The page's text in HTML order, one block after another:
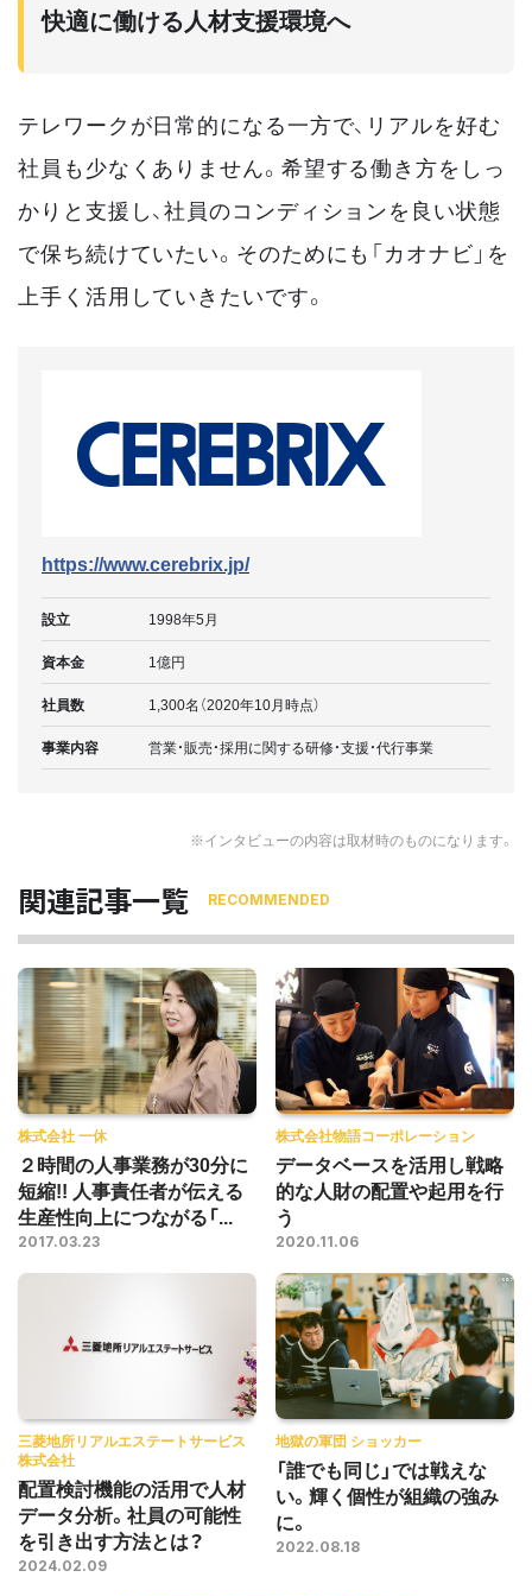
快適に働ける人材支援環境へ
テレワークが日常的になる一方で、リアルを好む
社員も少なくありません。希望する働き方をしっ
かりと支援し、社員のコンディションを良い状態
で保ち続けていたい。そのためにも「カオナビ」を
上手く活用していきたいです。
https://www.cerebrix.jp/
設立
1998年5月
資本金
1億円
社員数
1,300名（2020年10月時点）
事業内容
営業・販売・採用に関する研修・支援・代行事業
※インタビューの内容は取材時のものになります。
関連記事一覧 RECOMMENDED
株式会社 一休
２時間の人事業務が30分に
短縮!! 人事責任者が伝える
生産性向上につながる「...
2017.03.23
株式会社物語コーポレーション
データベースを活用し戦略
的な人財の配置や起用を行
う
2020.11.06
三菱地所リアルエステートサービス
株式会社
配置検討機能の活用で人材
データ分析。社員の可能性
を引き出す方法とは？
2024.02.09
地獄の軍団 ショッカー
「誰でも同じ」では戦えな
い。輝く個性が組織の強み
に。
2022.08.18